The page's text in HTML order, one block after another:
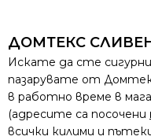
ДОМТЕКС
Искате да сте
пазарувате от
в работно време в
(адресите са посочени
всички килими и